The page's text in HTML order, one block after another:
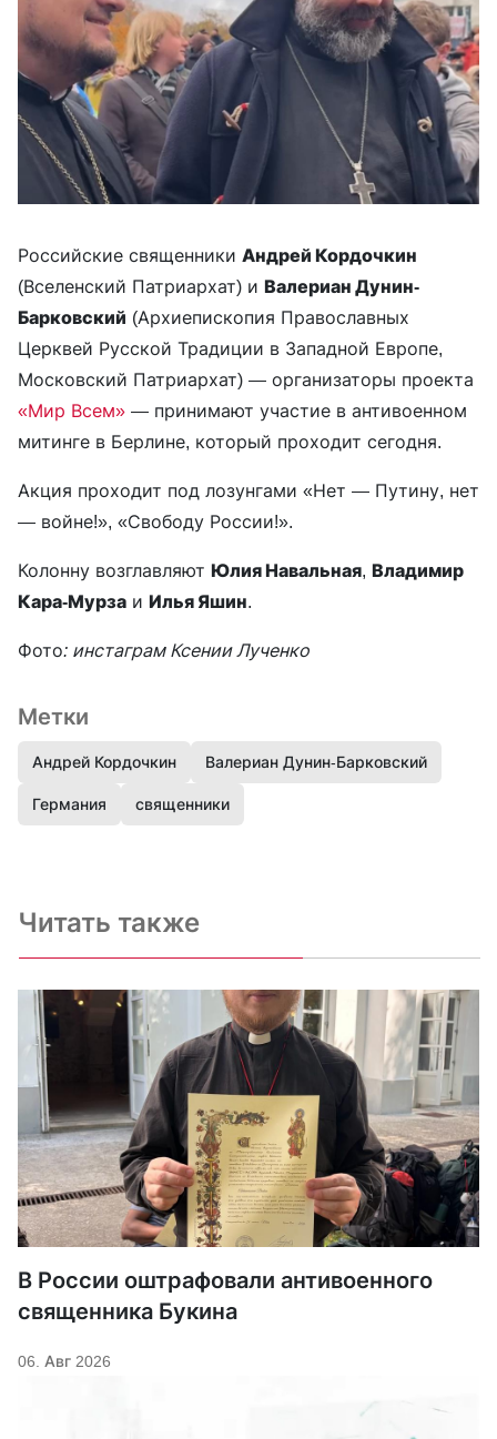
Российские священники Андрей Кордочкин
(Вселенский Патриархат) и Валериан Дунин-
Барковский (Архиепископия Православных
Церквей Русской Традиции в Западной Европе,
Московский Патриархат) — организаторы проекта
«Мир Всем» — принимают участие в антивоенном
митинге в Берлине, который проходит сегодня.
Акция проходит под лозунгами «Нет — Путину, нет
— войне!», «Свободу России!».
Колонну возглавляют Юлия Навальная, Владимир
Кара-Мурза и Илья Яшин.
Фото: инстаграм Ксении Лученко
Метки
Андрей Кордочкин Валериан Дунин-Барковский
Германия священники
Читать также
В России оштрафовали антивоенного
священника Букина
06. Авг 2026